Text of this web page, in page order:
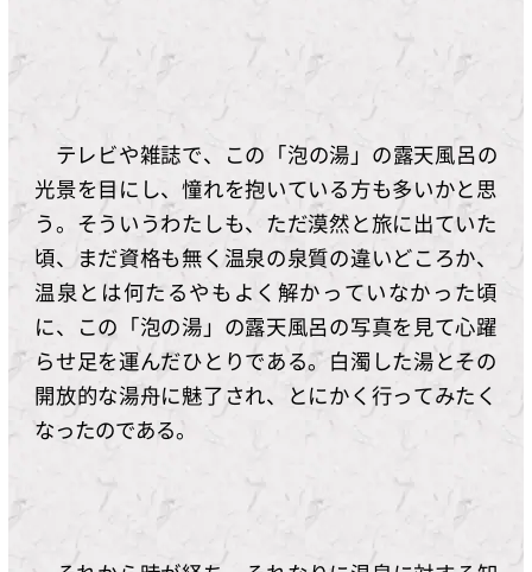
テレビや雑誌で、この「泡の湯」の露天風呂の
光景を目にし、憧れを抱いている方も多いかと思
う。そういうわたしも、ただ漠然と旅に出ていた
頃、まだ資格も無く温泉の泉質の違いどころか、
温泉とは何たるやもよく解かっていなかった頃
に、この「泡の湯」の露天風呂の写真を見て心躍
らせ足を運んだひとりである。白濁した湯とその
開放的な湯舟に魅了され、とにかく行ってみたく
なったのである。